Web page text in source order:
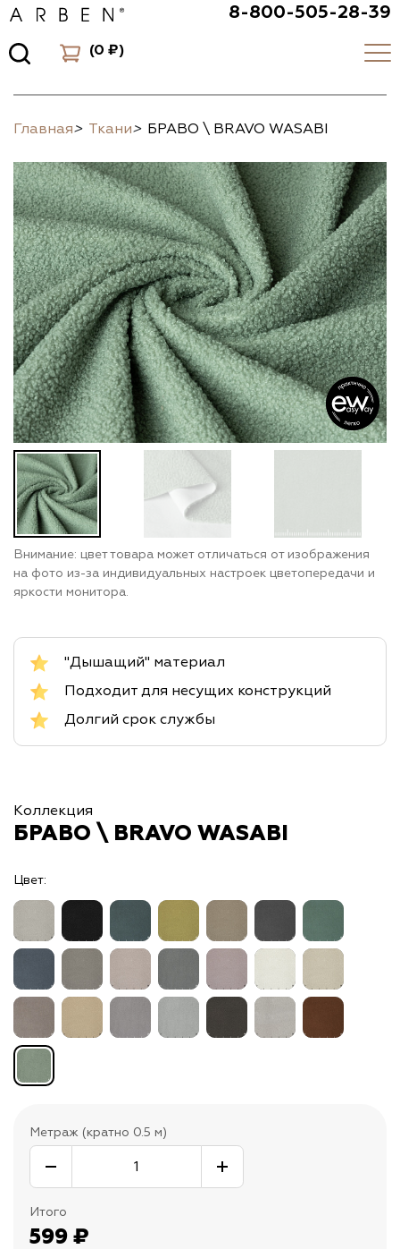
8-800-505-28-39
(0 ₽)
Главная> Ткани> БРАВО \ BRAVO WASABI
Внимание: цвет товара может отличаться от изображения
на фото из-за индивидуальных настроек цветопередачи и
яркости монитора.
"Дышащий" материал
Подходит для несущих конструкций
Долгий срок службы
Коллекция
БРАВО \ BRAVO WASABI
Цвет:
Метраж (кратно 0.5 м)
Итого
599 ₽